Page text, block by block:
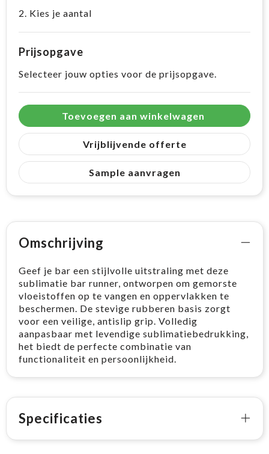
2. Kies je aantal
Prijsopgave
Selecteer jouw opties voor de prijsopgave.
Toevoegen aan winkelwagen
Vrijblijvende offerte
Sample aanvragen
Omschrijving
Geef je bar een stijlvolle uitstraling met deze
sublimatie bar runner, ontworpen om gemorste
vloeistoffen op te vangen en oppervlakken te
beschermen. De stevige rubberen basis zorgt
voor een veilige, antislip grip. Volledig
aanpasbaar met levendige sublimatiebedrukking,
het biedt de perfecte combinatie van
functionaliteit en persoonlijkheid.
Specificaties